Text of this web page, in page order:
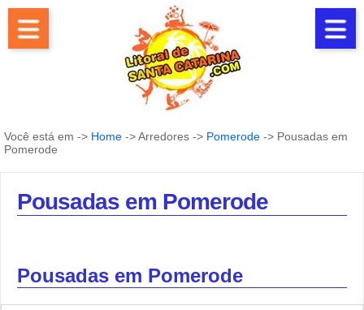
Você está em -> Home -> Arredores -> Pomerode -> Pousadas em
Pomerode
Pousadas em Pomerode
Pousadas em Pomerode